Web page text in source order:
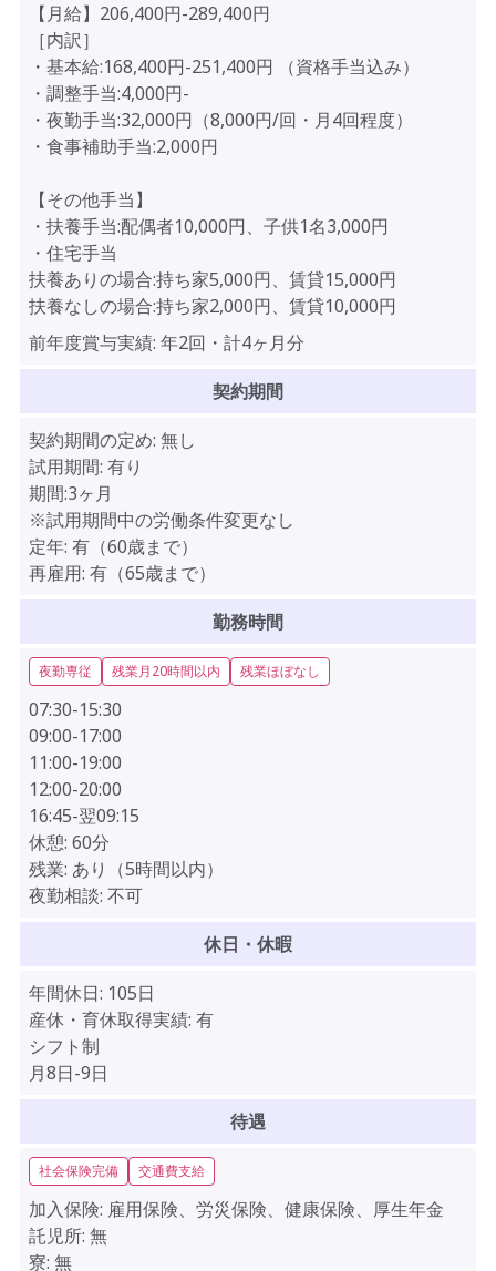
【月給】206,400円-289,400円
［内訳］
・基本給:168,400円-251,400円 （資格手当込み）
・調整手当:4,000円-
・夜勤手当:32,000円（8,000円/回・月4回程度）
・食事補助手当:2,000円
【その他手当】
・扶養手当:配偶者10,000円、子供1名3,000円
・住宅手当
扶養ありの場合:持ち家5,000円、賃貸15,000円
扶養なしの場合:持ち家2,000円、賃貸10,000円
前年度賞与実績: 年2回・計4ヶ月分
契約期間
契約期間の定め: 無し
試用期間: 有り
期間:3ヶ月
※試用期間中の労働条件変更なし
定年: 有（60歳まで）
再雇用: 有（65歳まで）
勤務時間
夜勤専従 残業月20時間以内 残業ほぼなし
07:30-15:30
09:00-17:00
11:00-19:00
12:00-20:00
16:45-翌09:15
休憩: 60分
残業: あり（5時間以内）
夜勤相談: 不可
休日・休暇
年間休日: 105日
産休・育休取得実績: 有
シフト制
月8日-9日
待遇
社会保険完備 交通費支給
加入保険: 雇用保険、労災保険、健康保険、厚生年金
託児所: 無
寮: 無